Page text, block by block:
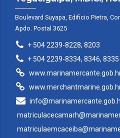
Boulevard Suyapa, Edificio Pietra,
Apdo. Postal 3625
+ 504 2239-8228, 8203
+ 504 2239-8334, 8346, 8335